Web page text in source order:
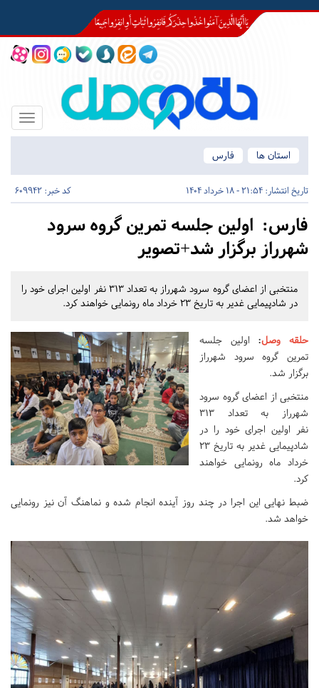
Toggle
استان ها
فارس
تاریخ انتشار: 21:54 - 18 خرداد 1404 کد خبر: 609942
فارس: اولین جلسه تمرین گروه سرود
شهرراز برگزار شد+تصویر
منتخبی از اعضای گروه سرود شهرراز به تعداد ۳۱۳ نفر اولین اجرای خود را
در شادپیمایی غدیر به تاریخ 23 خرداد ماه رونمایی خواهند کرد.
حلقه وصل: اولین جلسه
تمرین گروه سرود شهرراز
برگزار شد.
منتخبی از اعضای گروه سرود
شهرراز به تعداد ۳۱۳
نفر اولین اجرای خود را در
شادپیمایی غدیر به تاریخ 23
خرداد ماه رونمایی خواهند
کرد.
ضبط نهایی این اجرا در چند روز آینده انجام شده و نماهنگ آن نیز رونمایی
خواهد شد.